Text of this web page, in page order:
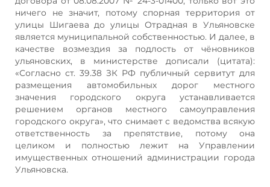
ничего не значит, потому спорная территория от
улицы Шигаева до улицы Отрадная в Ульяновске
является муниципальной собственностью. И далее, в
качестве возмездия за подлость от чёновников
ульяновских, в министерстве дописали (цитата):
«Согласно ст. 39.38 ЗК РФ публичный сервитут для
размещения автомобильных дорог местного
значения городского округа устанавливается
решением органов местного самоуправления
городского округа», что снимает с ведомства всякую
ответственность за препятствие, потому она
целиком и полностью лежит на Управлении
имущественных отношений администрации города
Ульяновска.